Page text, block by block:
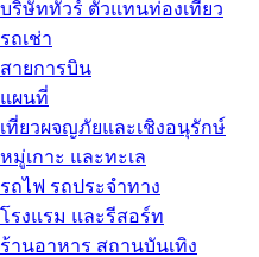
บริษัททัวร์ ตัวแทนท่องเที่ยว
รถเช่า
สายการบิน
แผนที่
เที่ยวผจญภัยและเชิงอนุรักษ์
หมู่เกาะ และทะเล
รถไฟ รถประจำทาง
โรงแรม และรีสอร์ท
ร้านอาหาร สถานบันเทิง